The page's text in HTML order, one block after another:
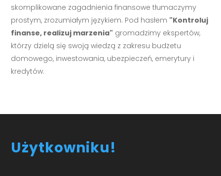
skomplikowane zagadnienia finansowe tłumaczymy
prostym, zrozumiałym językiem. Pod hasłem "Kontroluj
finanse, realizuj marzenia" gromadzimy ekspertów,
którzy dzielą się swoją wiedzą z zakresu budżetu
domowego, inwestowania, ubezpieczeń, emerytury i
kredytów.
Użytkowniku!